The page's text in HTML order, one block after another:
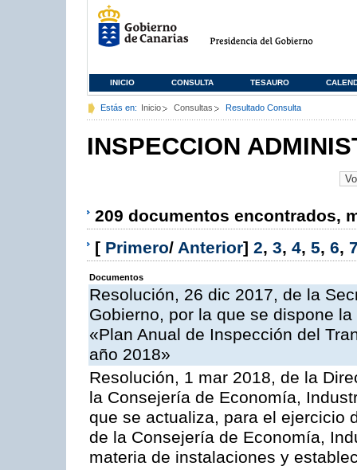
INICIO CONSULTA TESAURO
Estás en: Inicio Consultas Resultado Consulta
INSPECCION
209 documentos encontrados,
[ Primero/ Anterior] 2, 3, 4, 5, 6,
Documentos
Resolución, 26 dic 2017, de la
Gobierno, por la que se dispone
«Plan Anual de Inspección del
año 2018»
Resolución, 1 mar 2018, de la
la Consejería de Economía,
que se actualiza, para el ejercicio
de la Consejería de Economía,
materia de instalaciones y